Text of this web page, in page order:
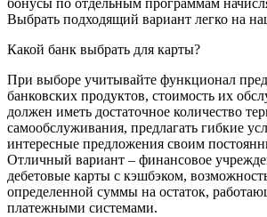
бонусы по отдельным программам
Выбрать подходящий вариант легко на
Какой банк выбрать для карты?
При выборе учитывайте функционал
банковских продуктов, стоимость их
должен иметь достаточное количество
самообслуживания, предлагать гибкие
интересные предложения своим
Отличный вариант – финансовое
дебетовые карты с кэшбэком,
определенной суммы на остаток,
платежными системами.